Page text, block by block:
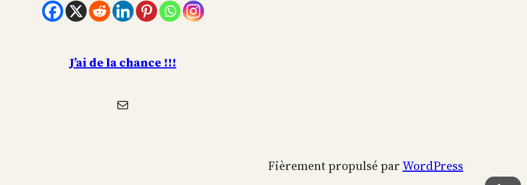
J’ai de la chance !!!
E-mail
Fièrement propulsé parWordPress